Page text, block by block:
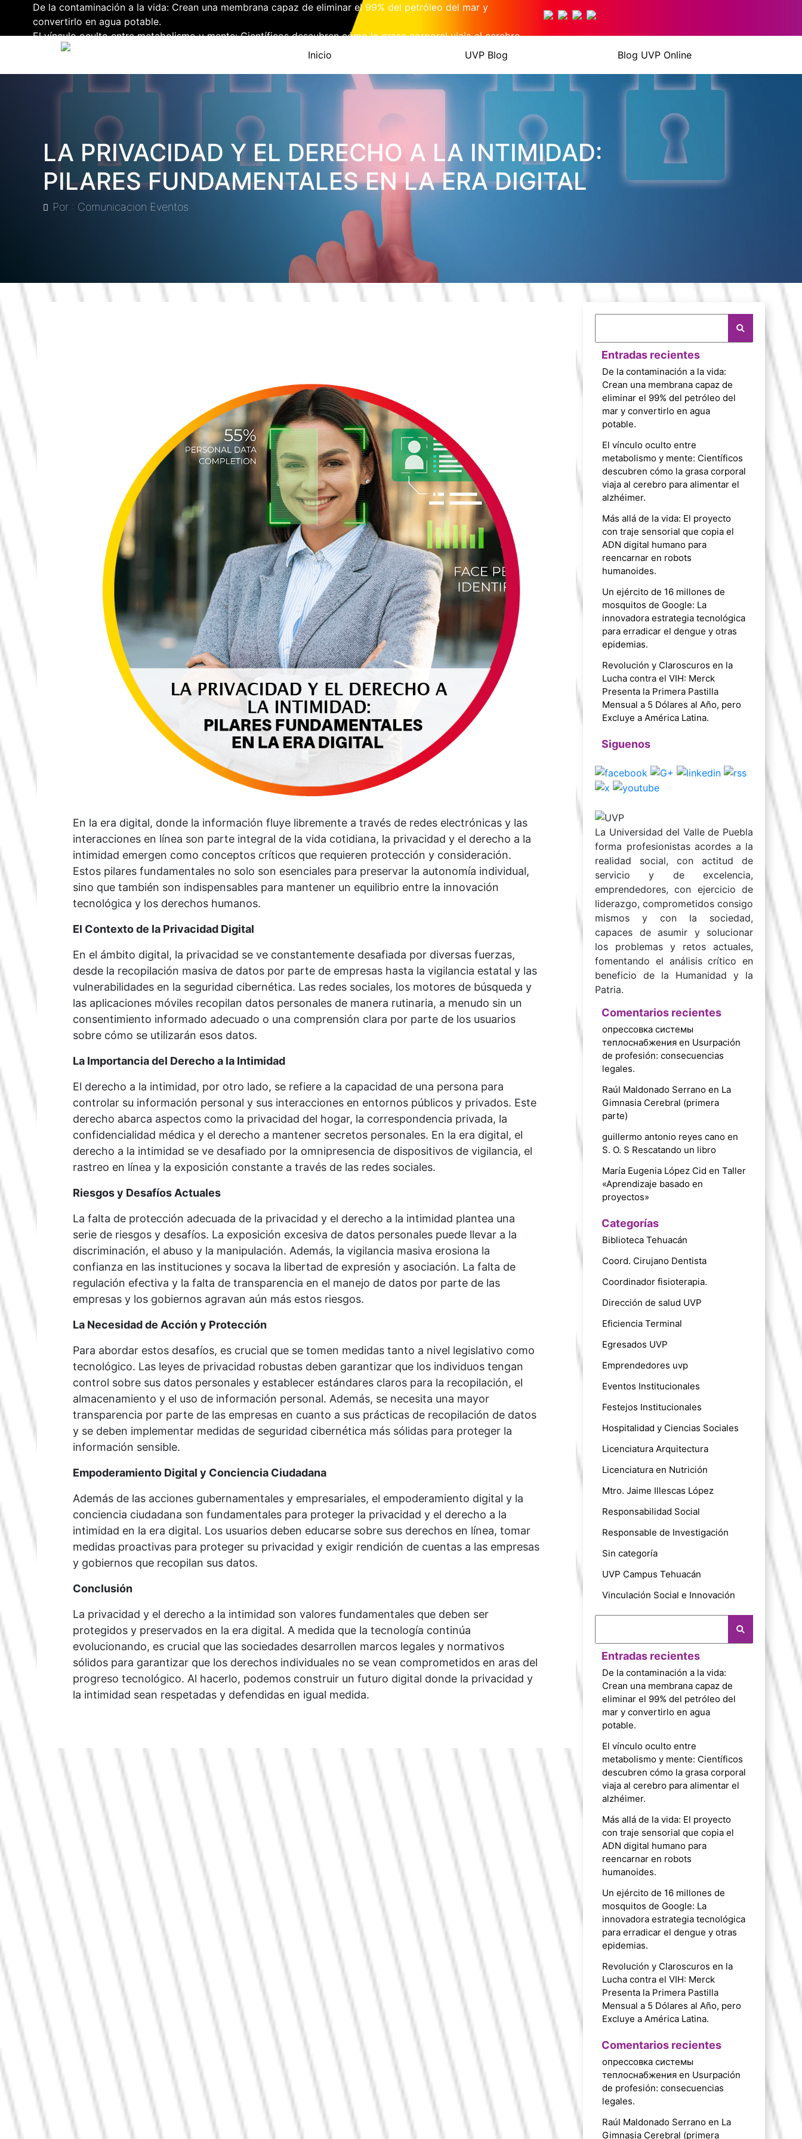
De la contaminación a la vida: Crean una membrana capaz de eliminar el 99% del petróleo del mar y
convertirlo en agua potable.
El vínculo oculto entre metabolismo y mente: Científicos descubren cómo la grasa corporal viaja al cerebro
para alimentar el alzhéimer.
Un ejército de 16 millones de mosquitos de Google: La innovadora estrategia tecnológica para erradicar el
Revolución y Claroscuros en la Lucha contra el VIH: Merck Presenta la Primera Pastilla Mensual a 5 Dólares
al Año, pero Excluye a América Latina.
Inicio UVP Blog Blog UVP Online
LA PRIVACIDAD Y EL DERECHO A LA INTIMIDAD:
PILARES FUNDAMENTALES EN LA ERA DIGITAL
Por : Comunicacion Eventos
En la era digital, donde la información fluye libremente a través de redes electrónicas y las
interacciones en línea son parte integral de la vida cotidiana, la privacidad y el derecho a la
intimidad emergen como conceptos críticos que requieren protección y consideración.
Estos pilares fundamentales no solo son esenciales para preservar la autonomía individual,
sino que también son indispensables para mantener un equilibrio entre la innovación
tecnológica y los derechos humanos.
El Contexto de la Privacidad Digital
En el ámbito digital, la privacidad se ve constantemente desafiada por diversas fuerzas,
desde la recopilación masiva de datos por parte de empresas hasta la vigilancia estatal y las
vulnerabilidades en la seguridad cibernética. Las redes sociales, los motores de búsqueda y
las aplicaciones móviles recopilan datos personales de manera rutinaria, a menudo sin un
consentimiento informado adecuado o una comprensión clara por parte de los usuarios
sobre cómo se utilizarán esos datos.
La Importancia del Derecho a la Intimidad
El derecho a la intimidad, por otro lado, se refiere a la capacidad de una persona para
controlar su información personal y sus interacciones en entornos públicos y privados. Este
derecho abarca aspectos como la privacidad del hogar, la correspondencia privada, la
confidencialidad médica y el derecho a mantener secretos personales. En la era digital, el
derecho a la intimidad se ve desafiado por la omnipresencia de dispositivos de vigilancia, el
rastreo en línea y la exposición constante a través de las redes sociales.
Riesgos y Desafíos Actuales
La falta de protección adecuada de la privacidad y el derecho a la intimidad plantea una
serie de riesgos y desafíos. La exposición excesiva de datos personales puede llevar a la
discriminación, el abuso y la manipulación. Además, la vigilancia masiva erosiona la
confianza en las instituciones y socava la libertad de expresión y asociación. La falta de
regulación efectiva y la falta de transparencia en el manejo de datos por parte de las
empresas y los gobiernos agravan aún más estos riesgos.
La Necesidad de Acción y Protección
Para abordar estos desafíos, es crucial que se tomen medidas tanto a nivel legislativo como
tecnológico. Las leyes de privacidad robustas deben garantizar que los individuos tengan
control sobre sus datos personales y establecer estándares claros para la recopilación, el
almacenamiento y el uso de información personal. Además, se necesita una mayor
transparencia por parte de las empresas en cuanto a sus prácticas de recopilación de datos
y se deben implementar medidas de seguridad cibernética más sólidas para proteger la
información sensible.
Empoderamiento Digital y Conciencia Ciudadana
Además de las acciones gubernamentales y empresariales, el empoderamiento digital y la
conciencia ciudadana son fundamentales para proteger la privacidad y el derecho a la
intimidad en la era digital. Los usuarios deben educarse sobre sus derechos en línea, tomar
medidas proactivas para proteger su privacidad y exigir rendición de cuentas a las empresas
y gobiernos que recopilan sus datos.
Conclusión
La privacidad y el derecho a la intimidad son valores fundamentales que deben ser
protegidos y preservados en la era digital. A medida que la tecnología continúa
evolucionando, es crucial que las sociedades desarrollen marcos legales y normativos
sólidos para garantizar que los derechos individuales no se vean comprometidos en aras del
progreso tecnológico. Al hacerlo, podemos construir un futuro digital donde la privacidad y
la intimidad sean respetadas y defendidas en igual medida.
Entradas recientes
De la contaminación a la vida:
Crean una membrana capaz de
eliminar el 99% del petróleo del
mar y convertirlo en agua
potable.
El vínculo oculto entre
metabolismo y mente: Científicos
descubren cómo la grasa corporal
viaja al cerebro para alimentar el
alzhéimer.
Más allá de la vida: El proyecto
con traje sensorial que copia el
ADN digital humano para
reencarnar en robots
humanoides.
Un ejército de 16 millones de
mosquitos de Google: La
innovadora estrategia tecnológica
para erradicar el dengue y otras
epidemias.
Revolución y Claroscuros en la
Lucha contra el VIH: Merck
Presenta la Primera Pastilla
Mensual a 5 Dólares al Año, pero
Excluye a América Latina.
Siguenos
La Universidad del Valle de Puebla
forma profesionistas acordes a la
realidad social, con actitud de
servicio y de excelencia,
emprendedores, con ejercicio de
liderazgo, comprometidos consigo
mismos y con la sociedad,
capaces de asumir y solucionar
los problemas y retos actuales,
fomentando el análisis crítico en
beneficio de la Humanidad y la
Patria.
Comentarios recientes
опрессовка системы
теплоснабжения en Usurpación
de profesión: consecuencias
legales.
Raúl Maldonado Serrano en La
Gimnasia Cerebral (primera
parte)
guillermo antonio reyes cano en
S. O. S Rescatando un libro
María Eugenia López Cid en Taller
«Aprendizaje basado en
proyectos»
Categorías
Biblioteca Tehuacán
Coord. Cirujano Dentista
Coordinador fisioterapia.
Dirección de salud UVP
Eficiencia Terminal
Egresados UVP
Emprendedores uvp
Eventos Institucionales
Festejos Institucionales
Hospitalidad y Ciencias Sociales
Licenciatura Arquitectura
Licenciatura en Nutrición
Mtro. Jaime Illescas López
Responsabilidad Social
Responsable de Investigación
Sin categoría
UVP Campus Tehuacán
Vinculación Social e Innovación
Entradas recientes
De la contaminación a la vida:
Crean una membrana capaz de
eliminar el 99% del petróleo del
mar y convertirlo en agua
potable.
El vínculo oculto entre
metabolismo y mente: Científicos
descubren cómo la grasa corporal
viaja al cerebro para alimentar el
alzhéimer.
Más allá de la vida: El proyecto
con traje sensorial que copia el
ADN digital humano para
reencarnar en robots
humanoides.
Un ejército de 16 millones de
mosquitos de Google: La
innovadora estrategia tecnológica
para erradicar el dengue y otras
epidemias.
Revolución y Claroscuros en la
Lucha contra el VIH: Merck
Presenta la Primera Pastilla
Mensual a 5 Dólares al Año, pero
Excluye a América Latina.
Comentarios recientes
опрессовка системы
теплоснабжения en Usurpación
de profesión: consecuencias
legales.
Raúl Maldonado Serrano en La
Gimnasia Cerebral (primera